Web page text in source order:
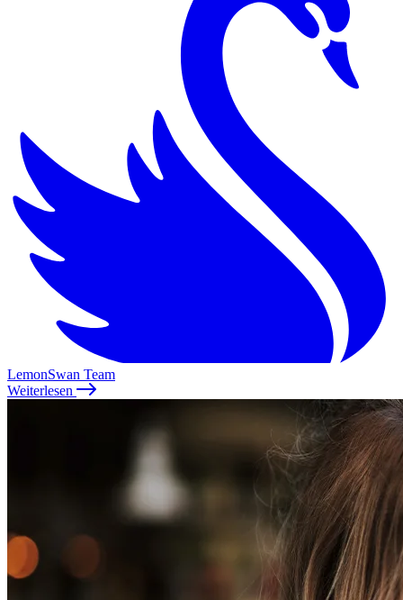
LemonSwan Team
Weiterlesen